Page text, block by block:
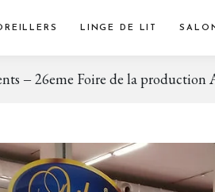
LINGE DE LIT
Bébé & Enfant
Drap
26eme Foire de la production